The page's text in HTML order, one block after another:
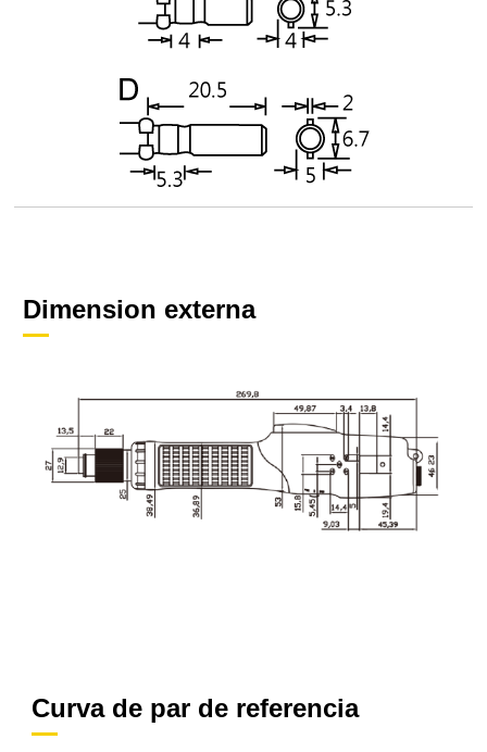
Dimension externa
Curva de par de referencia